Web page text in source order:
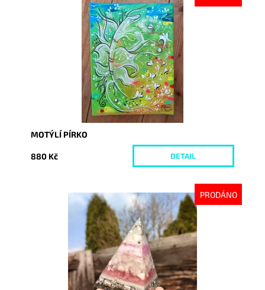
Vyprodáno
5004
MOTÝLÍ PÍRKO
880 Kč DETAIL
PRODÁNO
Vyprodáno
6246